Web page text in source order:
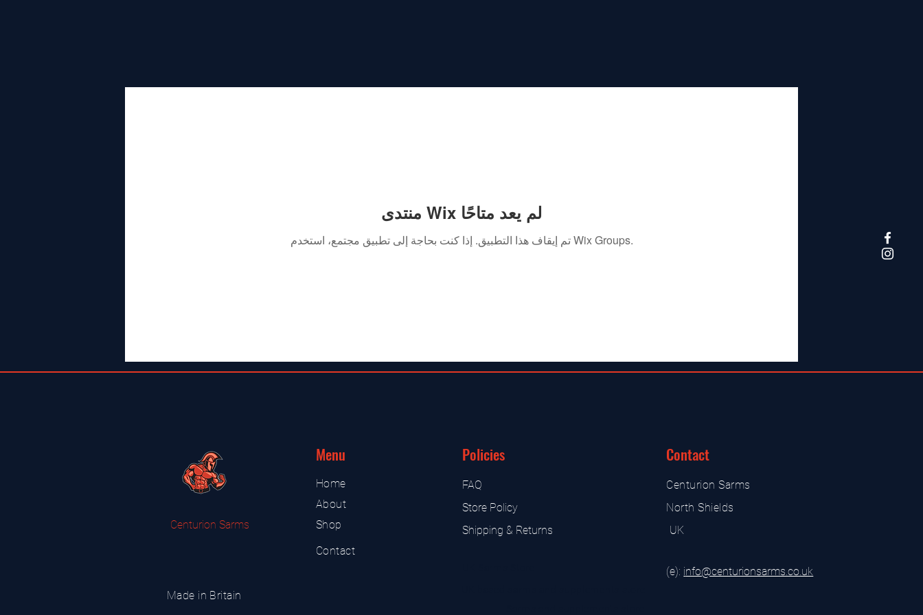
منتدى Wix لم يعد متاحًا
تم إيقاف هذا التطبيق. إذا كنت بحاجة إلى تطبيق مجتمع، استخدم Wix Groups.
Centurion Sarms
Made in Britain
Menu
Home
About
Shop
Contact
Policies
FAQ
Store Policy
Shipping & Returns
Contact
Centurion Sarms
North Shields
UK
(e): info@centurionsarms.co.uk